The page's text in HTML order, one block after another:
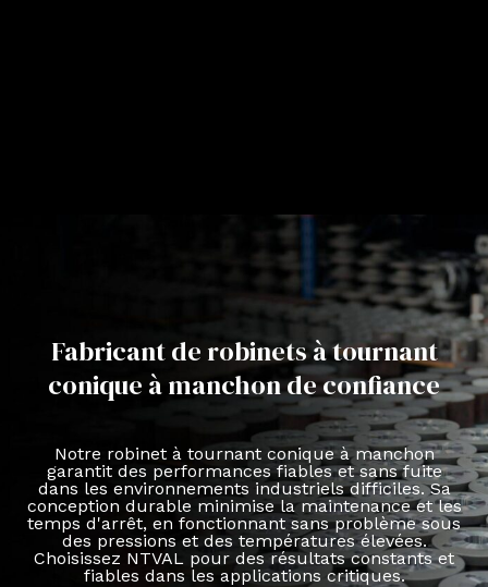
Fabricant de robinets à tournant
conique à manchon de confiance
Notre robinet à tournant conique à manchon
garantit des performances fiables et sans fuite
dans les environnements industriels difficiles. Sa
conception durable minimise la maintenance et les
temps d'arrêt, en fonctionnant sans problème sous
des pressions et des températures élevées.
Choisissez NTVAL pour des résultats constants et
fiables dans les applications critiques.